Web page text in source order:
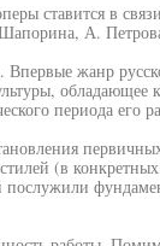
ставится в
А.
жанр
периода его
(в
послужили